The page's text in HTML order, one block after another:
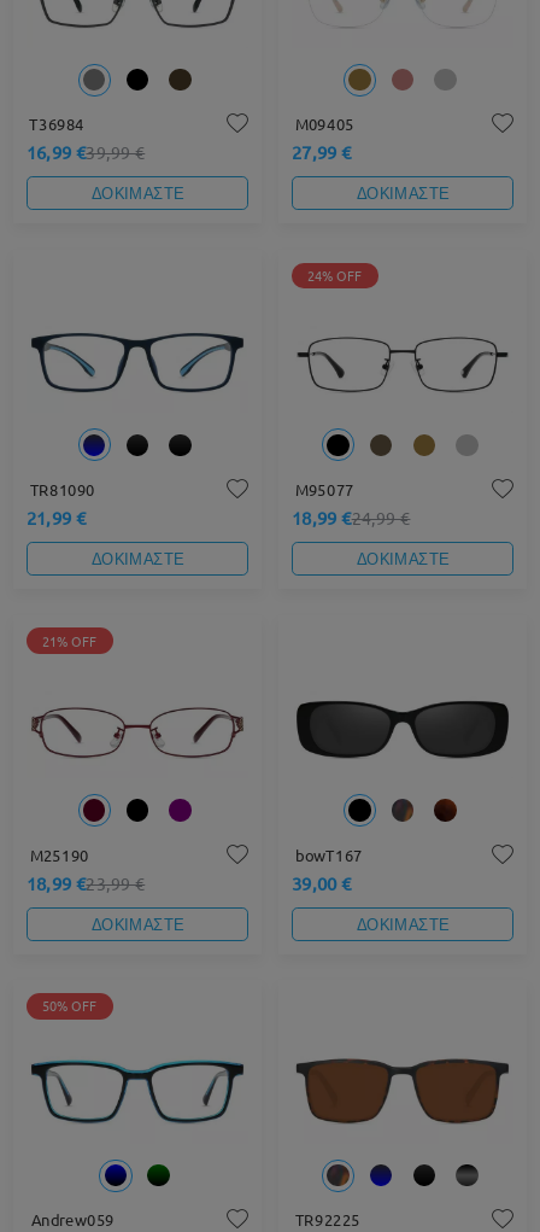
T36984
16,99 €39,99 €
ΔΟΚΙΜΑΣΤΕ
M09405
27,99 €
ΔΟΚΙΜΑΣΤΕ
TR81090
21,99 €
ΔΟΚΙΜΑΣΤΕ
24% OFF
M95077
18,99 €24,99 €
ΔΟΚΙΜΑΣΤΕ
21% OFF
M25190
18,99 €23,99 €
ΔΟΚΙΜΑΣΤΕ
bowT167
39,00 €
ΔΟΚΙΜΑΣΤΕ
50% OFF
Andrew059 TR92225